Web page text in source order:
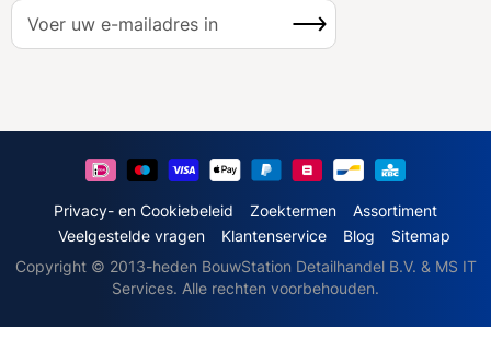
A
e
o
z
Inschrijven
Privacy- en Cookiebeleid Zoektermen
Assortiment
Veelgestelde vragen
Klantenservice Blog
Sitemap
Copyright © 2013-heden BouwStation Detailhandel B.V. & MS IT
Services. Alle rechten voorbehouden.